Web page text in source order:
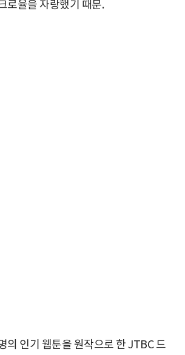
로율을 자랑했기 때문.
의 인기 웹툰을 원작으로 한 JTBC 드